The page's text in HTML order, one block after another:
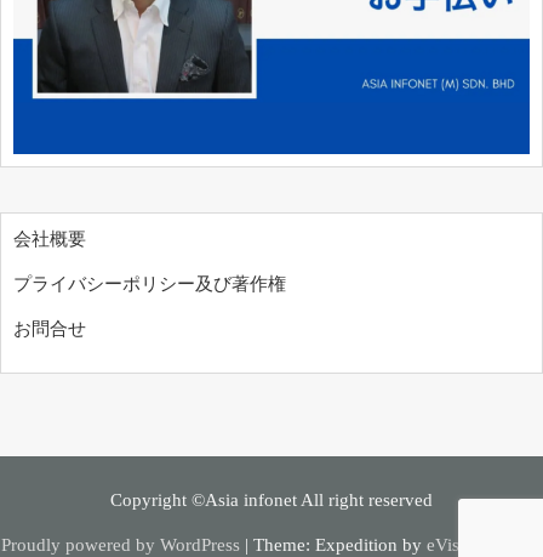
会社概要
プライバシーポリシー及び著作権
お問合せ
Copyright ©Asia infonet All right reserved
Proudly powered by WordPress | Theme: Expedition by eVisionThemes